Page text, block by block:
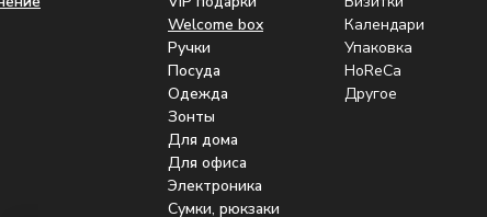
Календари
Упаковка
HoReCa
Другое
Welcome box
Ручки
Посуда
Одежда
Зонты
Для дома
Для офиса
Электроника
Сумки, рюкзаки